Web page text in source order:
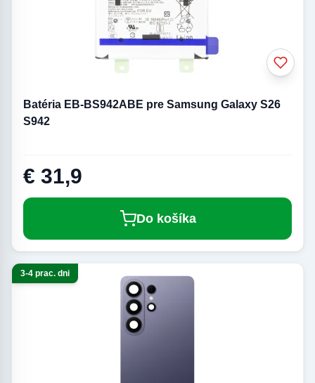
Batéria EB-BS942ABE pre Samsung Galaxy S26
S942
€ 31,9
Do košíka
3-4 prac. dni